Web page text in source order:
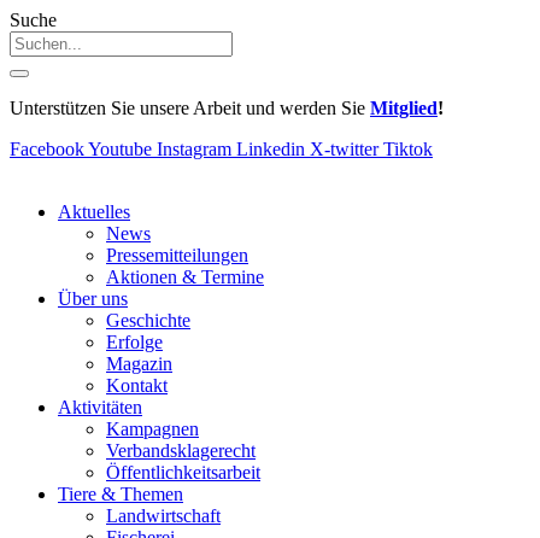
Suche
Unterstützen Sie unsere Arbeit und werden Sie Mitglied!
FacebookYoutube Instagram Linkedin X-twitter Tiktok
Aktuelles
News
Pressemitteilungen
Aktionen & Termine
Über uns
Geschichte
Erfolge
Magazin
Kontakt
Aktivitäten
Kampagnen
Verbandsklagerecht
Öffentlichkeitsarbeit
Tiere & Themen
Landwirtschaft